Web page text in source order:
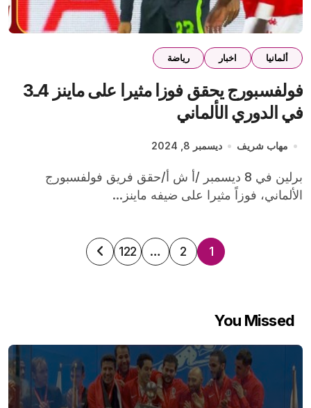
ألمانيا اخبار رياضة
فولفسبورج يحقق فوزا مثيرا على ماينز 4ـ3
في الدوري الألماني
مهاب شريف ديسمبر 8, 2024
برلين في 8 ديسمبر /أ ش أ/حقق فريق فولفسبورج
الألماني، فوزاً مثيرا على ضيفه ماينز...
تعدد
المقالات
1
2
…
122
You Missed